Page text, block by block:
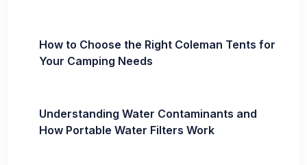
How to Choose the Right Coleman Tents for
Your Camping Needs
Understanding Water Contaminants and
How Portable Water Filters Work